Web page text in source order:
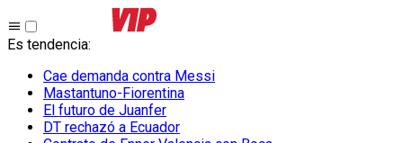
Es tendencia:
Cae demanda contra Messi
Mastantuno-Fiorentina
El futuro de Juanfer
DT rechazó a Ecuador